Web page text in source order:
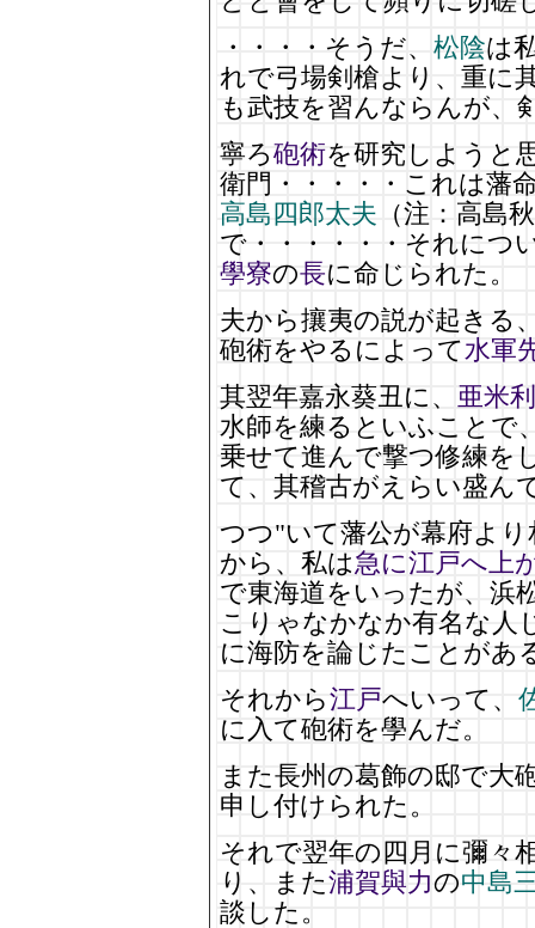
・・・・そうだ、 松陰は
れで弓場剣槍より、重に
も武技を習んならんが、
寧ろ砲術を研究しようと
衛門・・・・・これは藩
高島四郎太夫 （注：高島
で・・・・・・それにつ
學寮の長に命じられた。
夫から攘夷の説が起きる
砲術をやるによって水軍
其翌年嘉永葵丑に、 亜米
水師を練るといふことで
乗せて進んで撃つ修練を
て、其稽古がえらい盛ん
つつ"いて藩公が幕府より
から、私は急に江戸へ上
で東海道をいったが、浜
こりゃなかなか有名な人
に海防を論じたことがあ
それから江戸へいって、
に入て砲術を學んだ。
また長州の葛飾の邸で大
申し付けられた。
それで翌年の四月に彌々
り、また浦賀與力の中島
談した。